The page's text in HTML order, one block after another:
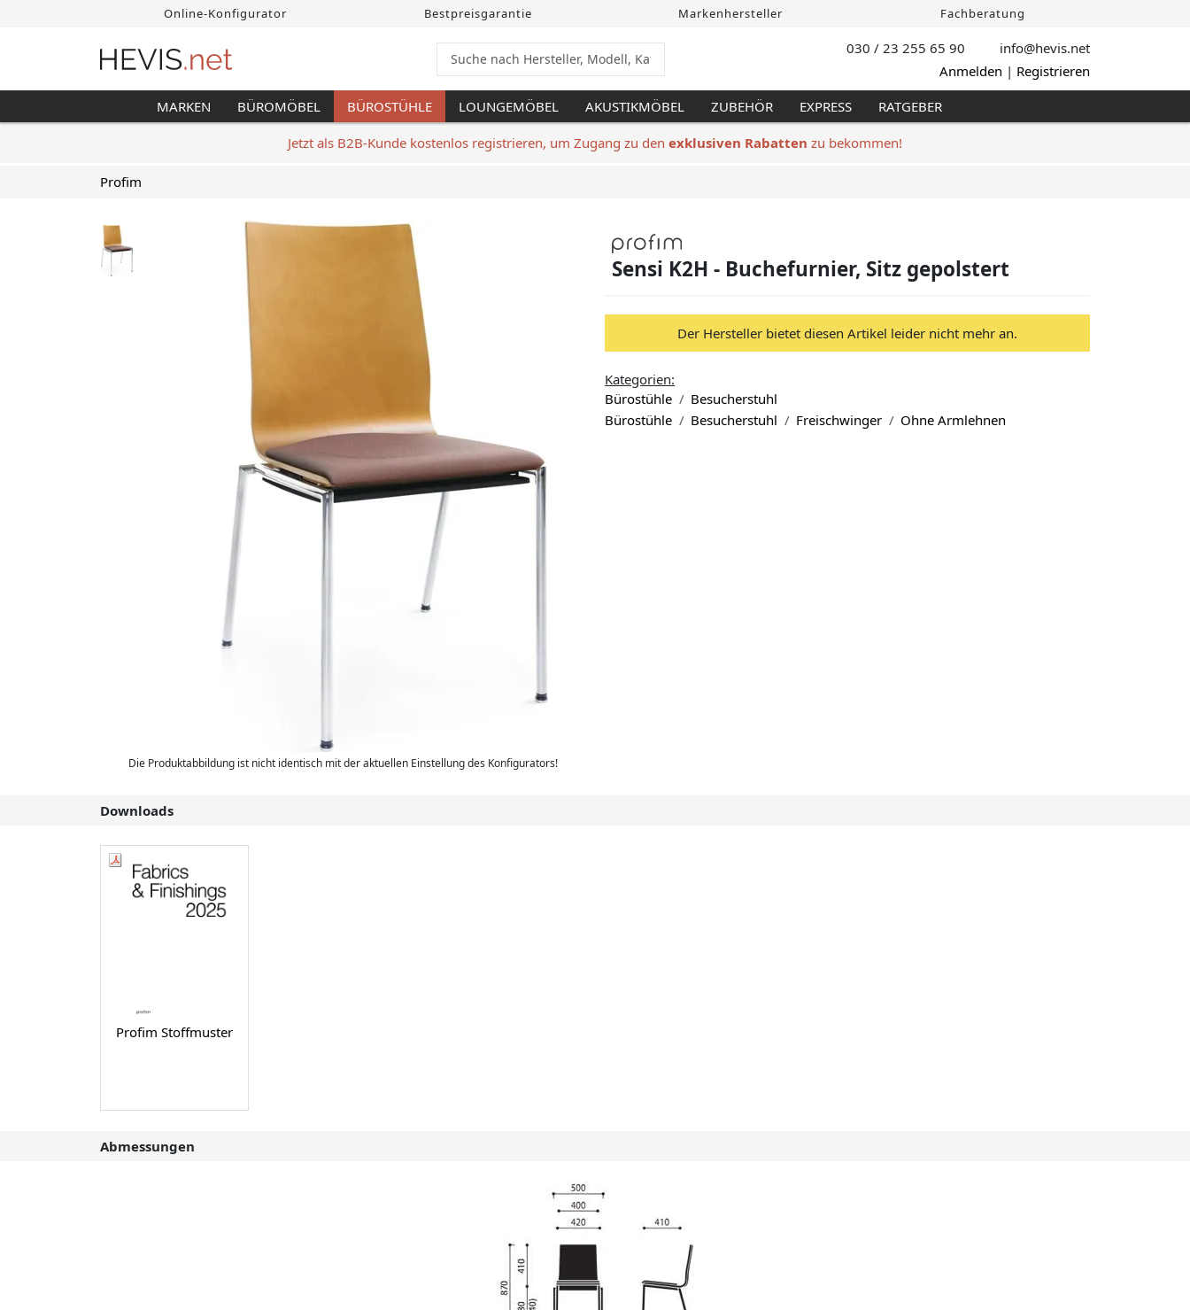
Online-Konfigurator Bestpreisgarantie Markenhersteller Fachberatung
030 / 23 255 65 90 info@hevis.net
Anmelden | Registrieren
MARKEN BÜROMÖBEL BÜROSTÜHLE LOUNGEMÖBEL AKUSTIKMÖBEL ZUBEHÖR EXPRESS RATGEBER
Jetzt als B2B-Kunde kostenlos registrieren, um Zugang zu den exklusiven Rabatten zu bekommen!
Profim
Die Produktabbildung ist nicht identisch mit der aktuellen Einstellung des Konfigurators!
Sensi K2H - Buchefurnier, Sitz gepolstert
Der Hersteller bietet diesen Artikel leider nicht mehr an.
Kategorien:
Bürostühle
Besucherstuhl
Bürostühle
Besucherstuhl Freischwinger Ohne Armlehnen
Downloads
Profim Stoffmuster
Abmessungen